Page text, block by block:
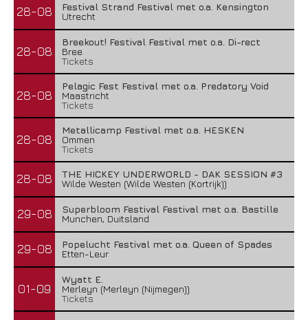
28-08
Festival Strand Festival met o.a. Kensington
Utrecht
28-08
Breekout! Festival Festival met o.a. Di-rect
Bree
Tickets
28-08
Pelagic Fest Festival met o.a. Predatory Void
Maastricht
Tickets
28-08
Metallicamp Festival met o.a. HESKEN
Ommen
Tickets
28-08
THE HICKEY UNDERWORLD - DAK SESSION #3
Wilde Westen (Wilde Westen (Kortrijk))
29-08
Superbloom Festival Festival met o.a. Bastille
Munchen, Duitsland
29-08
Popelucht Festival met o.a. Queen of Spades
Etten-Leur
01-09
Wyatt E.
Merleyn (Merleyn (Nijmegen))
Tickets